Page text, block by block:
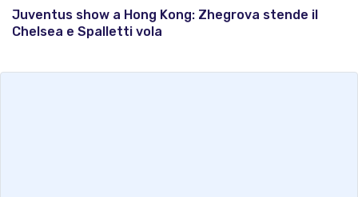
Juventus show a Hong Kong: Zhegrova stende il
Chelsea e Spalletti vola